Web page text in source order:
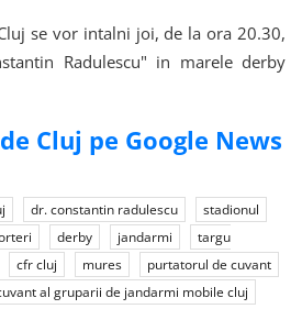
se vor intalni joi, de la ora 20.30,
Radulescu" in marele derby
Cluj pe Google News
dr. constantin radulescu
stadionul
derby jandarmi
targu
cfr cluj mures
purtatorul de cuvant
al gruparii de jandarmi mobile cluj